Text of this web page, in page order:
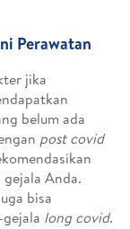
Perawatan
jika
belum ada
post covid
Anda.
bisa
long covid.